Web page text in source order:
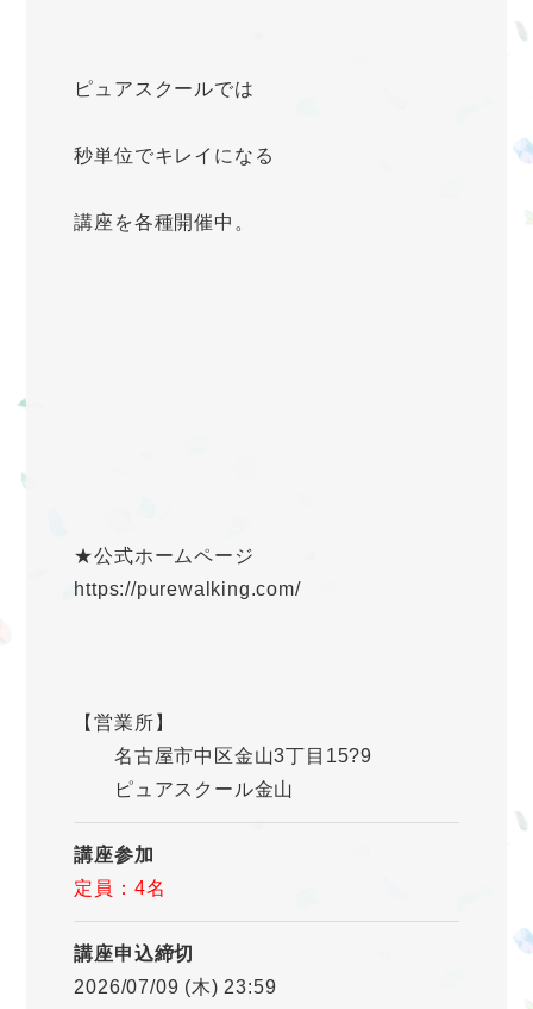
ピュアスクールでは
秒単位でキレイになる
講座を各種開催中。
★公式ホームページ
https://purewalking.com/
【営業所】
名古屋市中区金山3丁目15?9
ピュアスクール金山
講座参加
定員：4名
講座申込締切
2026/07/09 (木) 23:59